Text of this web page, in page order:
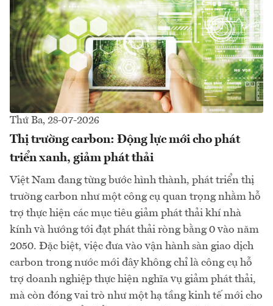
Thứ Ba, 28-07-2026
Thị trường carbon: Động lực mới cho phát
triển xanh, giảm phát thải
Việt Nam đang từng bước hình thành, phát triển thị
trường carbon như một công cụ quan trọng nhằm hỗ
trợ thực hiện các mục tiêu giảm phát thải khí nhà
kính và hướng tới đạt phát thải ròng bằng 0 vào năm
2050. Đặc biệt, việc đưa vào vận hành sàn giao dịch
carbon trong nước mới đây không chỉ là công cụ hỗ
trợ doanh nghiệp thực hiện nghĩa vụ giảm phát thải,
mà còn đóng vai trò như một hạ tầng kinh tế mới cho